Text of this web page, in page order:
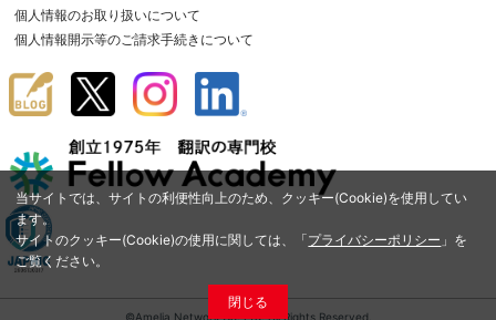
当サイトでは、サイトの利便性向上のため、クッキー(Cookie)を使用してい
ます。
サイトのクッキー(Cookie)の使用に関しては、「プライバシーポリシー 」を
ご覧ください。
閉じる
個人情報のお取り扱いについて
個人情報開示等のご請求手続きについて
©Amelia Network Co.,Ltd. All Rights Reserved.